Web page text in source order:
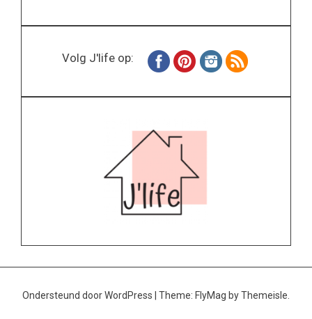
Volg J'life op:
Ondersteund door WordPress Theme: FlyMag by Themeisle.